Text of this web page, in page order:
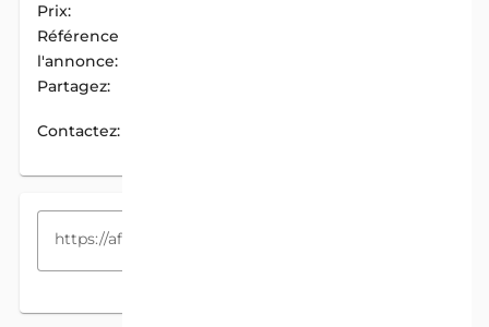
Prix:
Référence de
l'annonce:
Partagez:
Contactez: